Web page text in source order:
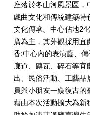
座落於冬山河風景區，
戲曲文化和傳統建築特
文化傳承。中心佔地
廣為主，其外觀採用
香;中心內的表演廳、傳
廊道、磚瓦、碎石等宜
出、民俗活動、工藝品
員與小朋友一窺復古的
藉由本次活動擴大為新